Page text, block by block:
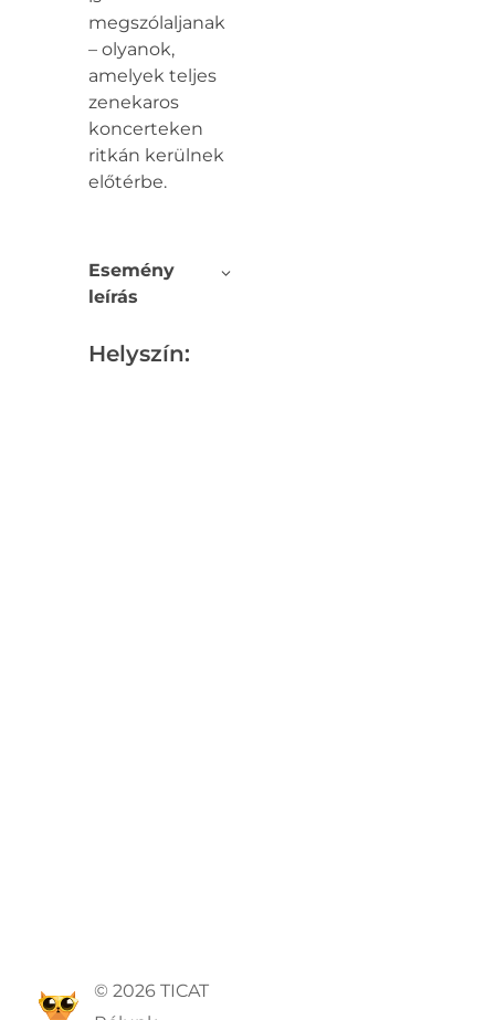
megszólaljanak
– olyanok,
amelyek teljes
zenekaros
koncerteken
ritkán kerülnek
előtérbe.
Esemény
leírás
Helyszín:
© 2026 TICAT